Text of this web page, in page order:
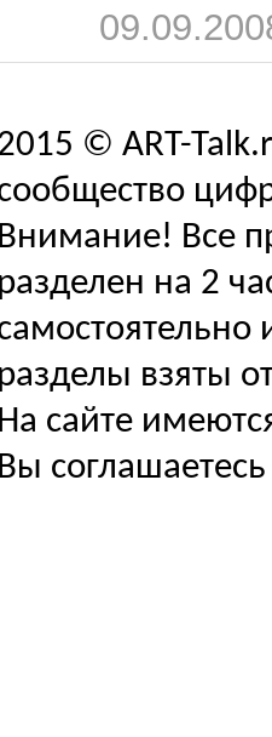
© ART-
Внимание! Все
разделен на 2
разделы взяты
На сайте
Вы